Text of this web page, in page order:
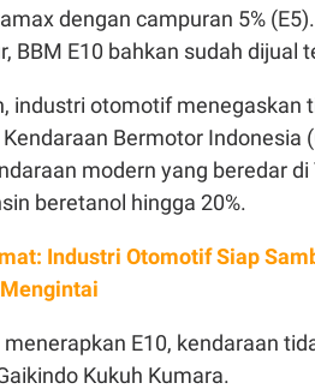
dengan campuran 5%
BBM E10 bahkan sudah dijual
industri otomotif menegaskan
Bermotor Indonesia
modern yang beredar di
beretanol hingga 20%.
Industri Otomotif Siap
E10, kendaraan
Kukuh Kumara.